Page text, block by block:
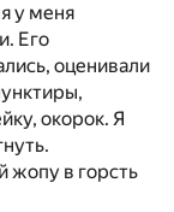
у меня
Его
оценивали
окорок. Я
жопу в горсть